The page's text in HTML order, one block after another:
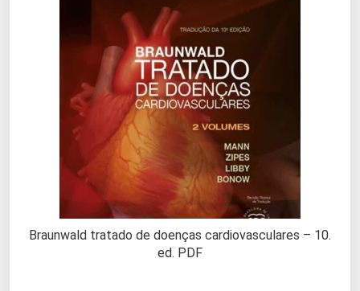
Braunwald tratado de doenças cardiovasculares – 10.
ed. PDF